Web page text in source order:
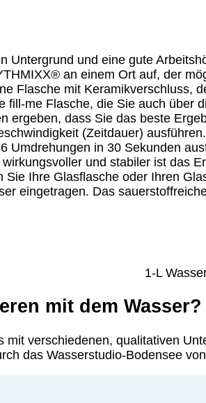
Untergrund und eine gute
an einem Ort auf, der
Flasche mit Keramikverschluss,
fill-me Flasche, die Sie auch über
ergeben, dass Sie das beste
(Zeitdauer)
Umdrehungen in 30 Sekunden
und stabiler ist das
Ihre Glasflasche oder Ihren
eingetragen. Das
1-L
mit dem Wasser?
verschiedenen, qualitativen
das Wasserstudio-Bodensee